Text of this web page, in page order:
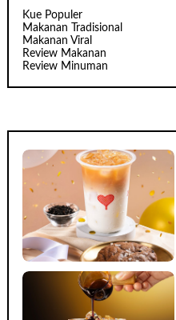
Kue Populer
Makanan Tradisional
Makanan Viral
Review Makanan
Review Minuman